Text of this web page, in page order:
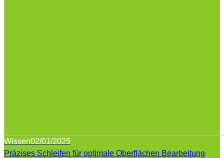
Wissen02/01/2025
Präzises Schleifen für optimale Oberflächen Bearbeitung